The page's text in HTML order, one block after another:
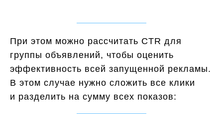
При этом можно рассчитать CTR для
группы объявлений, чтобы оценить
эффективность всей запущенной рекламы.
В этом случае нужно сложить все клики
и разделить на сумму всех показов: